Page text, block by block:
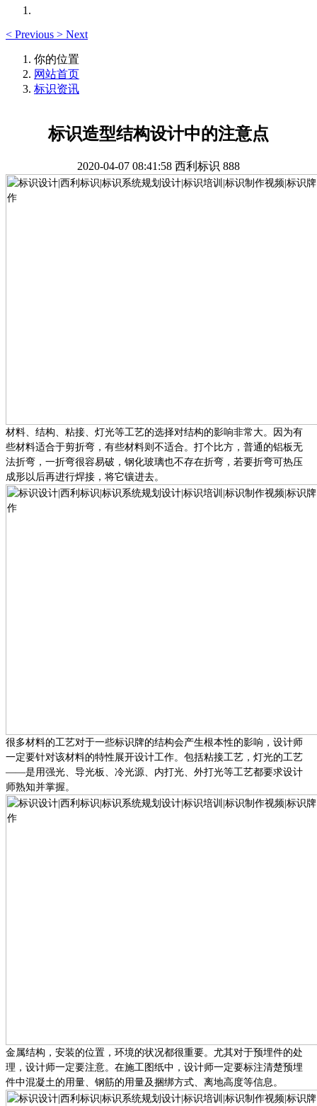
< Previous > Next
你的位置
网站首页
标识资讯
标识造型结构设计中的注意点
2020-04-07 08:41:58 西利标识 888
材料、结构、粘接、灯光等工艺的选择对结构的影响非常大。因为有
些材料适合于剪折弯，有些材料则不适合。打个比方，普通的铝板无
法折弯，一折弯很容易破，钢化玻璃也不存在折弯，若要折弯可热压
成形以后再进行焊接，将它镶进去。
很多材料的工艺对于一些标识牌的结构会产生根本性的影响，设计师
一定要针对该材料的特性展开设计工作。包括粘接工艺，灯光的工艺
——是用强光、导光板、冷光源、内打光、外打光等工艺都要求设计
师熟知并掌握。
金属结构，安装的位置，环境的状况都很重要。尤其对于预埋件的处
理，设计师一定要注意。在施工图纸中，设计师一定要标注清楚预埋
件中混凝土的用量、钢筋的用量及捆绑方式、离地高度等信息。